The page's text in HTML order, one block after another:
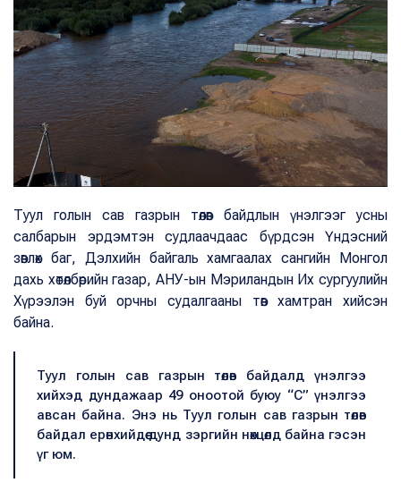
Туул голын сав газрын төлөв байдлын үнэлгээг усны
салбарын эрдэмтэн судлаачдаас бүрдсэн Үндэсний
зөвлөх баг, Дэлхийн байгаль хамгаалах сангийн Монгол
дахь хөтөлбөрийн газар, АНУ-ын Мэриландын Их сургуулийн
Хүрээлэн буй орчны судалгааны төв хамтран хийсэн
байна.
Туул голын сав газрын төлөв байдалд үнэлгээ
хийхэд дундажаар 49 оноотой буюу “C” үнэлгээ
авсан байна. Энэ нь Туул голын сав газрын төлөв
байдал ерөнхийдөө дунд зэргийн нөхцөлд байна гэсэн
үг юм.